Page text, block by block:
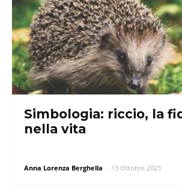
Simbologia: riccio, la
nella vita
Anna Lorenza Berghella - 13 Ottobre 2023